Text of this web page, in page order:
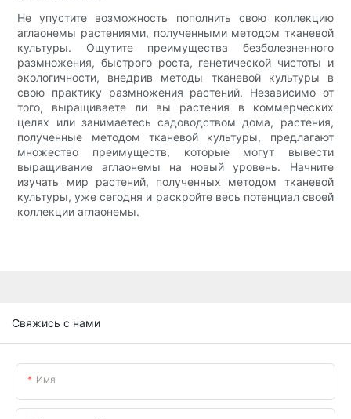
Не упустите возможность пополнить свою коллекцию
аглаонемы растениями, полученными методом тканевой
культуры. Ощутите преимущества безболезненного
размножения, быстрого роста, генетической чистоты и
экологичности, внедрив методы тканевой культуры в
свою практику размножения растений. Независимо от
того, выращиваете ли вы растения в коммерческих
целях или занимаетесь садоводством дома, растения,
полученные методом тканевой культуры, предлагают
множество преимуществ, которые могут вывести
выращивание аглаонемы на новый уровень. Начните
изучать мир растений, полученных методом тканевой
культуры, уже сегодня и раскройте весь потенциал своей
коллекции аглаонемы.
Свяжись с нами
Имя